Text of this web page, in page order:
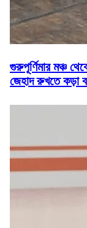
গুরুপূর্ণিমার মঞ্চ
জেহাদ রুখতে কড়া